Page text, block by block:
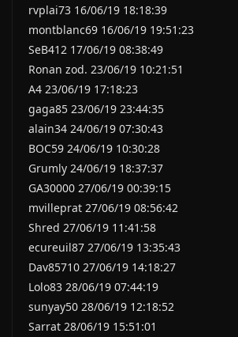
rvplai73 16/06/19 18:18:39
montblanc69 16/06/19 19:51:23
SeB412 17/06/19 08:38:49
Ronan zod. 23/06/19 10:21:51
A4 23/06/19 17:18:23
gaga85 23/06/19 23:44:35
alain34 24/06/19 07:30:43
BOC59 24/06/19 10:30:28
Grumly 24/06/19 18:37:37
GA30000 27/06/19 00:39:15
mvilleprat 27/06/19 08:56:42
Shred 27/06/19 11:41:58
ecureuil87 27/06/19 13:35:43
Dav85710 27/06/19 14:18:27
Lolo83 28/06/19 07:44:19
sunyay50 28/06/19 12:18:52
Sarrat 28/06/19 15:51:01